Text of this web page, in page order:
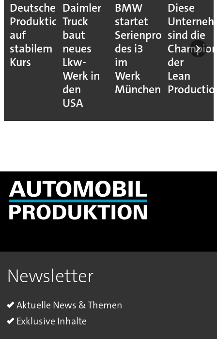
Deutsche
Produktion
auf
stabilem
Kurs
Daimler
Truck
baut
neues
Lkw-
Werk in
den
USA
BMW
startet
Serienproduktion
des i3
im
Werk
München
Diese
sind die
der
Lean
Newsletter
Aktuelle News & Themen
Exklusive Inhalte